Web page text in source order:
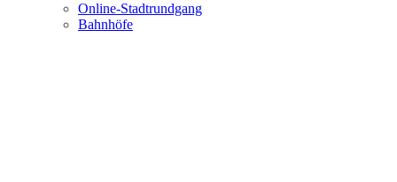
Online-Stadtrundgang
Bahnhöfe